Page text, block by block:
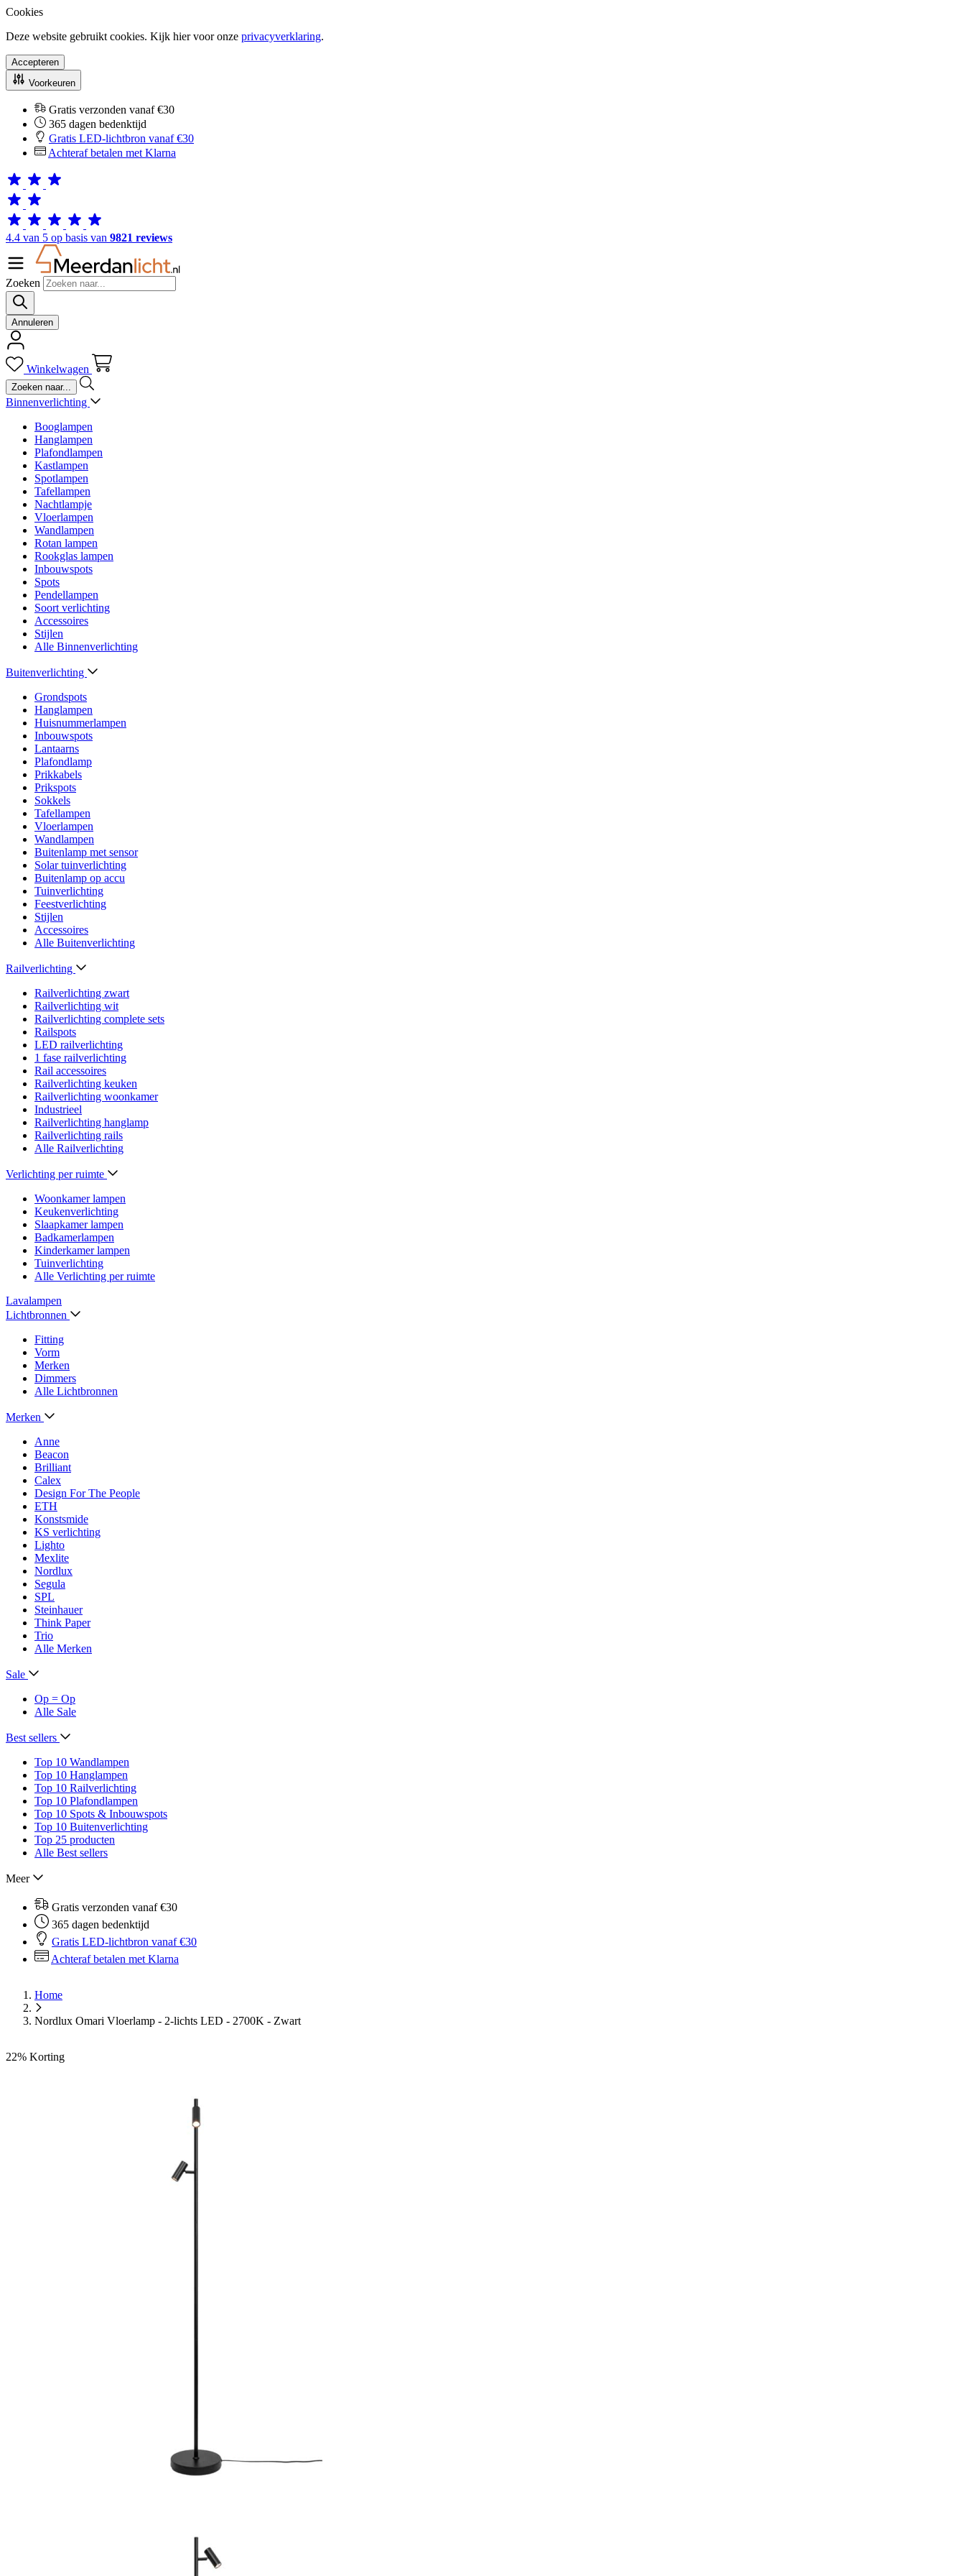
Cookies
Deze website gebruikt cookies. Kijk hier voor onze privacyverklaring.
Accepteren
Voorkeuren
Gratis verzonden vanaf €30
365 dagen bedenktijd
Gratis LED-lichtbron vanaf €30
Achteraf betalen met Klarna
4.4 van 5 op basis van 9821 reviews
Zoeken
Annuleren
Winkelwagen
Binnenverlichting
Booglampen
Hanglampen
Plafondlampen
Kastlampen
Spotlampen
Tafellampen
Nachtlampje
Vloerlampen
Wandlampen
Rotan lampen
Rookglas lampen
Inbouwspots
Spots
Pendellampen
Soort verlichting
Accessoires
Stijlen
Alle Binnenverlichting
Buitenverlichting
Grondspots
Hanglampen
Huisnummerlampen
Inbouwspots
Lantaarns
Plafondlamp
Prikkabels
Prikspots
Sokkels
Tafellampen
Vloerlampen
Wandlampen
Buitenlamp met sensor
Solar tuinverlichting
Buitenlamp op accu
Tuinverlichting
Feestverlichting
Stijlen
Accessoires
Alle Buitenverlichting
Railverlichting
Railverlichting zwart
Railverlichting wit
Railverlichting complete sets
Railspots
LED railverlichting
1 fase railverlichting
Rail accessoires
Railverlichting keuken
Railverlichting woonkamer
Industrieel
Railverlichting hanglamp
Railverlichting rails
Alle Railverlichting
Verlichting per ruimte
Woonkamer lampen
Keukenverlichting
Slaapkamer lampen
Badkamerlampen
Kinderkamer lampen
Tuinverlichting
Alle Verlichting per ruimte
Lavalampen
Lichtbronnen
Fitting
Vorm
Merken
Dimmers
Alle Lichtbronnen
Merken
Anne
Beacon
Brilliant
Calex
Design For The People
ETH
Konstsmide
KS verlichting
Lighto
Mexlite
Nordlux
Segula
SPL
Steinhauer
Think Paper
Trio
Alle Merken
Sale
Op = Op
Alle Sale
Best sellers
Top 10 Wandlampen
Top 10 Hanglampen
Top 10 Railverlichting
Top 10 Plafondlampen
Top 10 Spots & Inbouwspots
Top 10 Buitenverlichting
Top 25 producten
Alle Best sellers
Meer
Gratis verzonden vanaf €30
365 dagen bedenktijd
Gratis LED-lichtbron vanaf €30
Achteraf betalen met Klarna
Home
Nordlux Omari Vloerlamp - 2-lichts LED - 2700K - Zwart
22% Korting